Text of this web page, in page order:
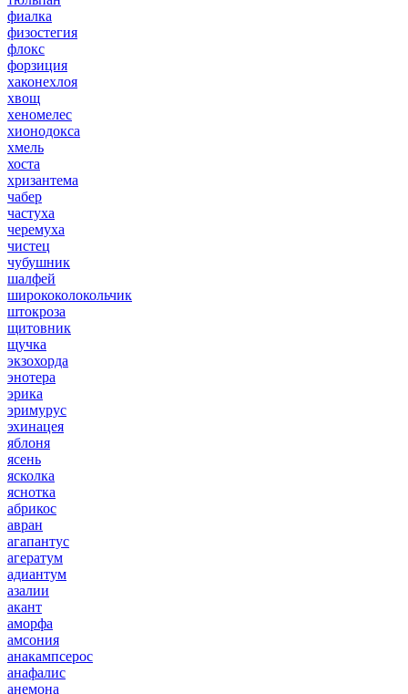
фиалка
физостегия
флокс
форзиция
хаконехлоя
хвощ
хеномелес
хионодокса
хмель
хоста
хризантема
чабер
частуха
черемуха
чистец
чубушник
шалфей
ширококолокольчик
штокроза
щитовник
щучка
экзохорда
энотера
эрика
эримурус
эхинацея
яблоня
ясень
ясколка
яснотка
абрикос
авран
агапантус
агератум
адиантум
азалии
акант
аморфа
амсония
анакампсерос
анафалис
анемона